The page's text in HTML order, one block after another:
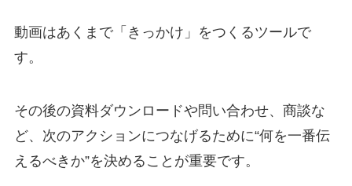
動画はあくまで「きっかけ」をつくるツールで
す。
その後の資料ダウンロードや問い合わせ、商談な
ど、 次のアクションにつなげるために“何を一番伝
えるべきか”を決めることが重要です。